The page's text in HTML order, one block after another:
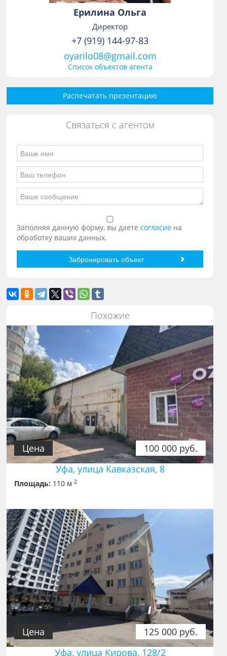
Ерилина Ольга
Директор
+7 (919) 144-97-83
oyarilo08@gmail.com
Список объектов агента
Распечатать презентацию
Связаться с агентом
Заполняя данную форму, вы даетесогласие на
обработку ваших данных.
Похожие
100 000 руб.
Цена
Уфа, улица Кавказская, 8
Площадь: 110 м2
125 000 руб.
Цена
Уфа, улица Кирова, 128/2